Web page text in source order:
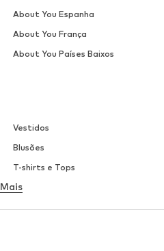
Vestidos
Blusões
T-shirts e Tops
Roupa interior
Mais
About You Espanha
About You França
About You Países Baixos